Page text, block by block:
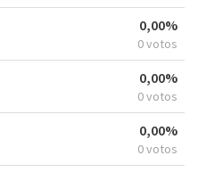
0,00%
0 votos
0,00%
0 votos
0,00%
0 votos